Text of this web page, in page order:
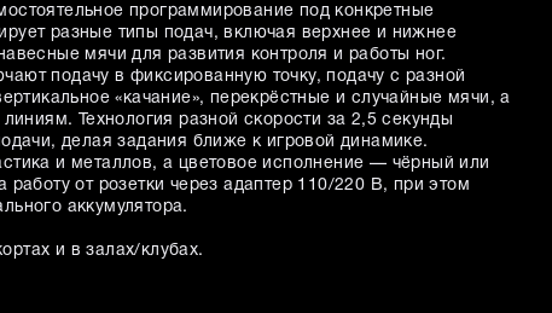
программирование под конкретные
разные типы подач, включая верхнее и нижнее
мячи для развития контроля и работы ног.
подачу в фиксированную точку, подачу с разной
«качание», перекрёстные и случайные мячи, а
Технология разной скорости за 2,5 секунды
делая задания ближе к игровой динамике.
и металлов, а цветовое исполнение — чёрный или
от розетки через адаптер 110/220 В, при этом
аккумулятора.
и в залах/клубах.